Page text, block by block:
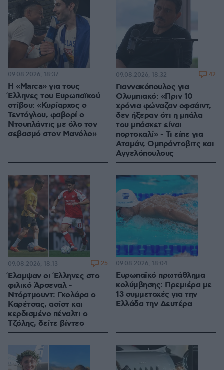
Η «Marca» για τους
Έλληνες του Ευρωπαϊκού
στίβου: «Κυρίαρχος ο
Τεντόγλου, φαβορί ο
Ντουπλάντις με όλο τον
σεβασμό στον Μανόλο»
09.08.2026, 18:37
Γιαννακόπουλος για
Ολυμπιακό: «Πριν 10
χρόνια φώναζαν οφσάιντ,
δεν ήξεραν ότι η μπάλα
του μπάσκετ είναι
πορτοκαλί» - Τι είπε για
Αταμάν, Ομπράντοβιτς και
Αγγελόπουλους
09.08.2026, 18:32 42
Έλαμψαν οι Έλληνες στο
φιλικό Άρσεναλ -
Ντόρτμουντ: Γκολάρα ο
Καρέτσας, ασίστ και
κερδισμένο πέναλτι ο
Τζόλης, δείτε βίντεο
09.08.2026, 18:13 25
Ευρωπαϊκό πρωτάθλημα
κολύμβησης: Πρεμιέρα με
13 συμμετοχές για την
Ελλάδα την Δευτέρα
09.08.2026, 18:04